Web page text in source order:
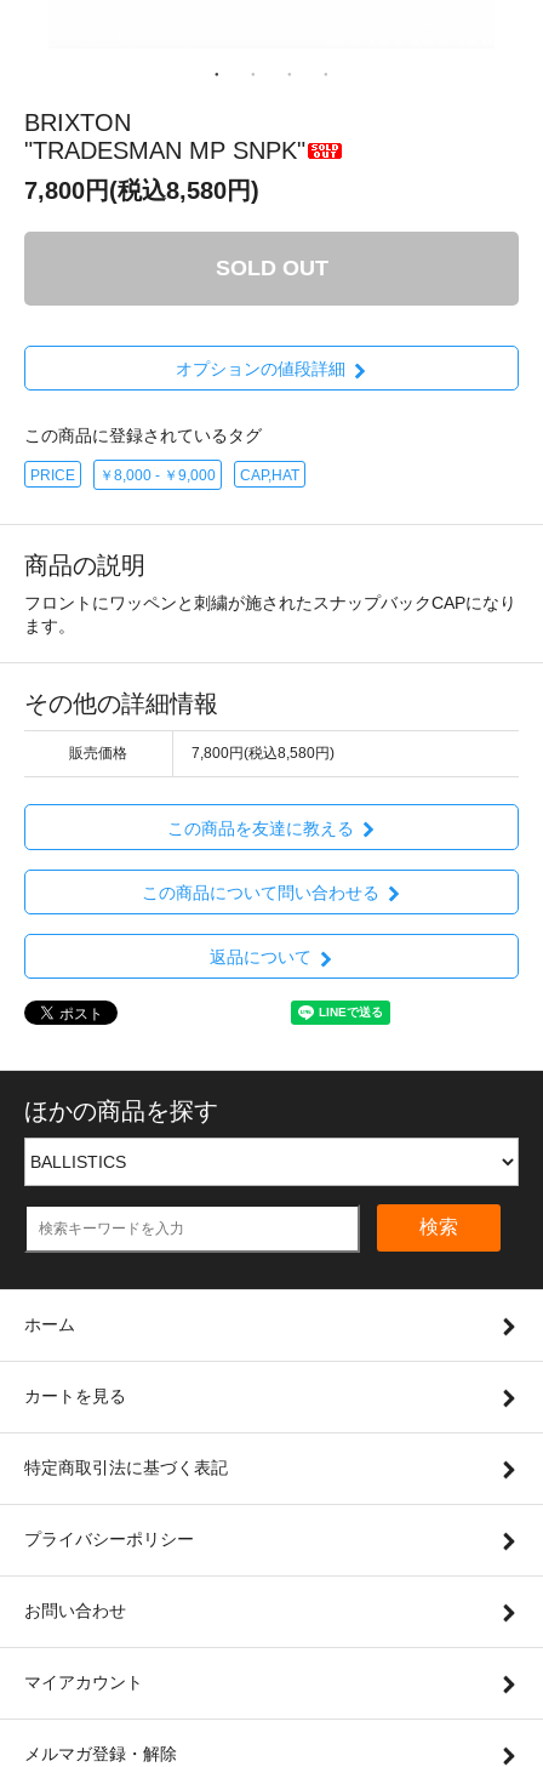
BRIXTON
"TRADESMAN MP SNPK"
7,800円(税込8,580円)
SOLD OUT
オプションの値段詳細
この商品に登録されているタグ
PRICE ￥8,000 - ￥9,000 CAP,HAT
商品の説明
フロントにワッペンと刺繍が施されたスナップバックCAPになり
ます。
その他の詳細情報
販売価格 7,800円(税込8,580円)
この商品を友達に教える
この商品について問い合わせる
返品について
ほかの商品を探す
検索
ホーム
カートを見る
特定商取引法に基づく表記
プライバシーポリシー
お問い合わせ
マイアカウント
メルマガ登録・解除